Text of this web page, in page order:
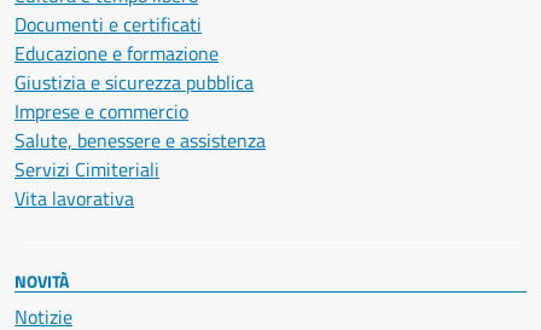
Documenti e certificati
Educazione e formazione
Giustizia e sicurezza pubblica
Imprese e commercio
Salute, benessere e assistenza
Servizi Cimiteriali
Vita lavorativa
NOVITÀ
Notizie